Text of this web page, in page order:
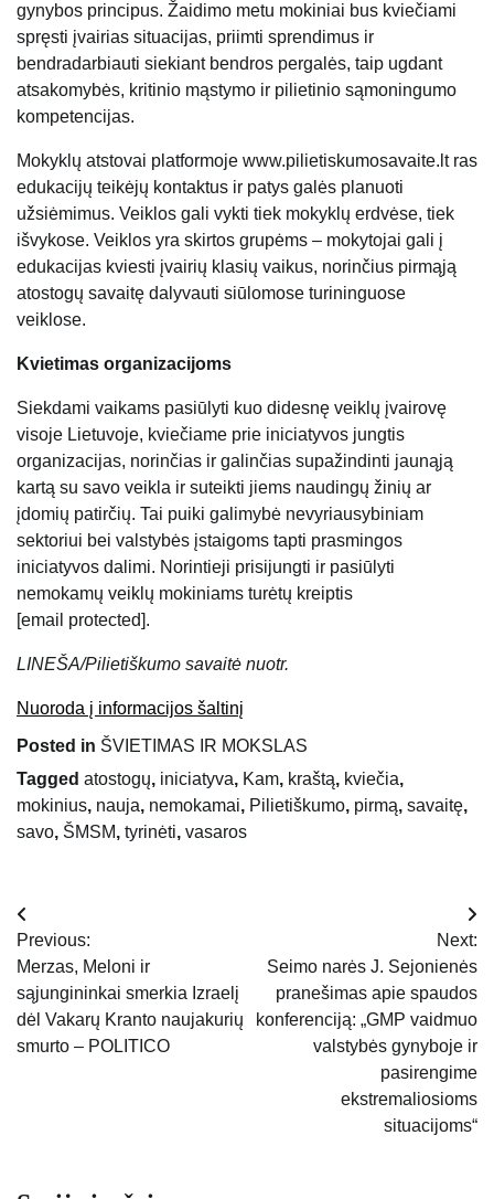
gynybos principus. Žaidimo metu mokiniai bus kviečiami
spręsti įvairias situacijas, priimti sprendimus ir
bendradarbiauti siekiant bendros pergalės, taip ugdant
atsakomybės, kritinio mąstymo ir pilietinio sąmoningumo
kompetencijas.
Mokyklų atstovai platformoje www.pilietiskumosavaite.lt ras
edukacijų teikėjų kontaktus ir patys galės planuoti
užsiėmimus. Veiklos gali vykti tiek mokyklų erdvėse, tiek
išvykose. Veiklos yra skirtos grupėms – mokytojai gali į
edukacijas kviesti įvairių klasių vaikus, norinčius pirmąją
atostogų savaitę dalyvauti siūlomose turininguose
veiklose.
Kvietimas organizacijoms
Siekdami vaikams pasiūlyti kuo didesnę veiklų įvairovę
visoje Lietuvoje, kviečiame prie iniciatyvos jungtis
organizacijas, norinčias ir galinčias supažindinti jaunąją
kartą su savo veikla ir suteikti jiems naudingų žinių ar
įdomių patirčių. Tai puiki galimybė nevyriausybiniam
sektoriui bei valstybės įstaigoms tapti prasmingos
iniciatyvos dalimi. Norintieji prisijungti ir pasiūlyti
nemokamų veiklų mokiniams turėtų kreiptis
[email protected].
LINEŠA/Pilietiškumo savaitė nuotr.
Nuoroda į informacijos šaltinį
Posted in ŠVIETIMAS IR MOKSLAS
Tagged atostogų, iniciatyva, Kam, kraštą, kviečia,
mokinius, nauja, nemokamai, Pilietiškumo, pirmą, savaitę,
savo, ŠMSM, tyrinėti, vasaros
Navigacija
tarp
įrašų
Previous:
Merzas, Meloni ir
sąjungininkai smerkia Izraelį
dėl Vakarų Kranto naujakurių
smurto – POLITICO
Next:
Seimo narės J. Sejonienės
pranešimas apie spaudos
konferenciją: „GMP vaidmuo
valstybės gynyboje ir
pasirengime
ekstremaliosioms
situacijoms“